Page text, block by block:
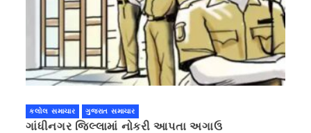
કલોલ સમાચાર ગુજરાત સમાચાર
ગાંધીનગર જિલ્લામાં નોકરી આપતા અગાઉ